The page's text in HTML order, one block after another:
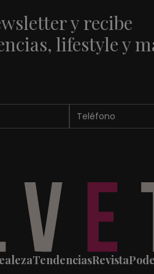
y recibe
lifestyle y
TendenciasRevista